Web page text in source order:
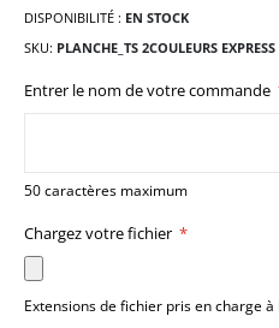
DISPONIBILITÉ : EN STOCK
SKU PLANCHE_TS 2COULEURS EXPRESS
Entrer le nom de votre commande
50 caractères maximum
Chargez votre fichier
Extensions de fichier pris en charge à